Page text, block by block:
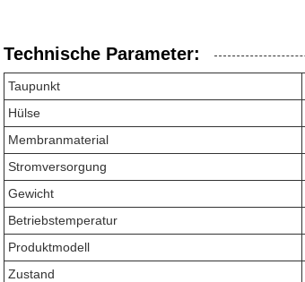
Technische Parameter:
Taupunkt
Hülse
Membranmaterial
Stromversorgung
Gewicht
Betriebstemperatur
Produktmodell
Zustand